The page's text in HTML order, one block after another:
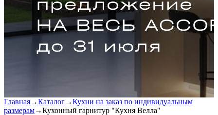
Главная→Каталог→Кухни на заказ по индивидуальным
размерам→Кухонный гарнитур "Кухня Велла"